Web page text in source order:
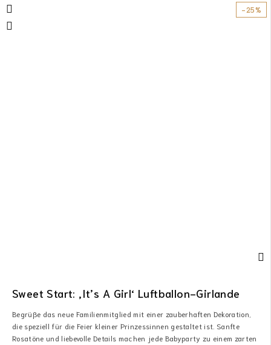
-25%
Sweet Start: ‚It’s A Girl‘ Luftballon-Girlande
Begrüße das neue Familienmitglied mit einer zauberhaften Dekoration,
die speziell für die Feier kleiner Prinzessinnen gestaltet ist. Sanfte
Rosatöne und liebevolle Details machen jede Babyparty zu einem zarten